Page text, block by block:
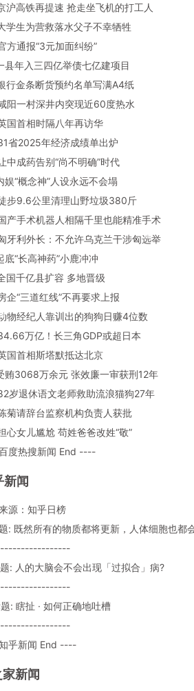
沪高铁再提速 抢走坐飞机的打工人
学生为营救落水父子不幸牺牲
方通报“3元加面纠纷”
县年入三四亿举债七亿建项目
行金条断货预约名单写满A4纸
阳一村深井内突现近60度热水
国首相时隔八年再访华
省2025年经济成绩单出炉
中成药告别“尚不明确”时代
娱“概念神”人设永远不会塌
步9.6公里清理山野垃圾380斤
产手术机器人相隔千里也能精准手术
牙利外长：不允许乌克兰干涉匈选举
底“长高神药”小鹿冲冲
国千亿县扩容 多地晋级
企“三道红线”不再要求上报
物经纪人靠训出的狗狗日赚4位数
万亿！长三角GDP或超日本
国首相斯塔默抵达北京
贿3068万余元 张效廉一审获刑12年
岁退休语文老师救助流浪猫狗27年
菊请辞台监察机构负责人获批
心女儿尴尬 苟姓爸爸改姓“敬”
度热搜新闻 End ----
新闻
源：知乎日榜
: 既然所有的物质都将更新，人体细胞也都
: 人的大脑会不会出现「过拟合」病?
: 瞎扯 · 如何正确地吐槽
乎新闻 End ----
新闻